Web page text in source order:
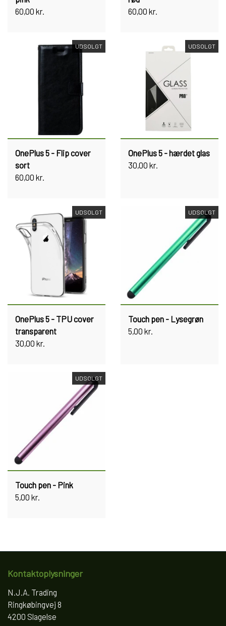
60,00 kr.
60,00 kr.
UDSOLGT
OnePlus 5 - Flip cover
sort
60,00 kr.
UDSOLGT
OnePlus 5 - hærdet glas
30,00 kr.
UDSOLGT
OnePlus 5 - TPU cover
transparent
30,00 kr.
UDSOLGT
Touch pen - Lysegrøn
5,00 kr.
UDSOLGT
Touch pen - Pink
5,00 kr.
Kontaktoplysninger
N.J.A. Trading
Ringkøbingvej 8
4200 Slagelse